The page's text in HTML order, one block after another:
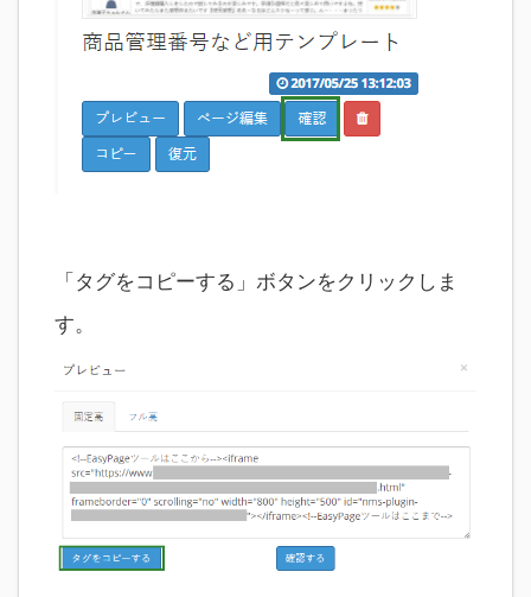
「タグをコピーする」ボタンをクリックしま
す。